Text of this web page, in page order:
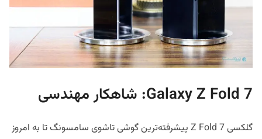
Galaxy Z Fold 7: شاهکار مهندسی
گلکسی Z Fold 7 پیشرفته‌ترین گوشی تاشوی سامسونگ تا به امروز